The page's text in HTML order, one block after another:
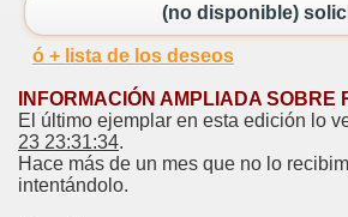
(no disponible)
ó + lista de los deseos
INFORMACIÓN AMPLIADA SOBRE
El último ejemplar en esta edición lo
23 23:31:34.
Hace más de un mes que no lo
intentándolo.